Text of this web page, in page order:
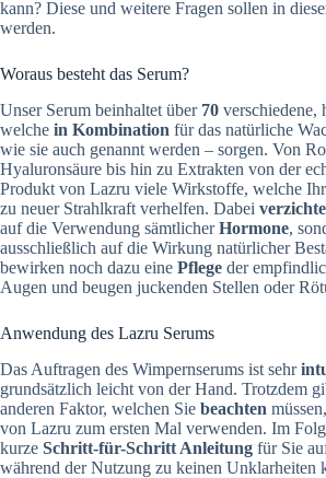
kann? Diese und weitere Fragen sollen in
werden.
Woraus besteht das Serum?
Unser Serum beinhaltet über 70 verschiedene,
welche in Kombination für das natürliche
wie sie auch genannt werden – sorgen. Von
Hyaluronsäure bis hin zu Extrakten von der
Produkt von Lazru viele Wirkstoffe, welche
zu neuer Strahlkraft verhelfen. Dabei
auf die Verwendung sämtlicherHormone,
ausschließlich auf die Wirkung natürlicher
bewirken noch dazu eine Pflege der
Augen und beugen juckenden Stellen oder
Anwendung des Lazru Serums
Das Auftragen des Wimpernserums ist sehr
grundsätzlich leicht von der Hand. Trotzdem
anderen Faktor, welchen Sie beachten
von Lazru zum ersten Mal verwenden. Im
kurze Schritt-für-Schritt Anleitung für Sie
während der Nutzung zu keinen Unklarheiten